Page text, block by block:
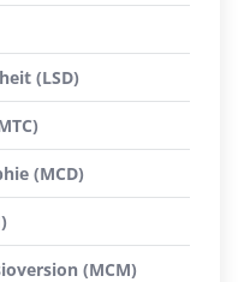
(LSD)
(MCD)
(MCM)